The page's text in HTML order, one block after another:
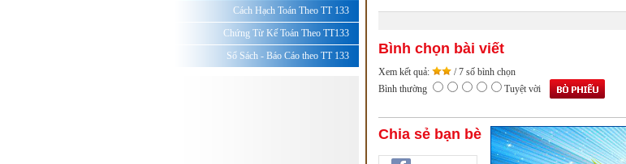
Bình chọn bài viết
Xem kết quả:
/ 7 số bình chọn
Bình thường
Tuyệt vời
Chia sẻ bạn bè
Cách Hạch Toán Theo TT 133
Chứng Từ Kế Toán Theo TT133
Sổ Sách - Báo Cáo theo TT 133